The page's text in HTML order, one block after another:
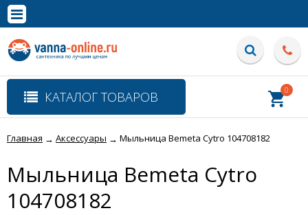
Полная версия сайта
КАТАЛОГ ТОВАРОВ 0
Главная → Аксессуары → Мыльница Bemeta Cytro 104708182
Мыльница Bemeta Cytro
104708182